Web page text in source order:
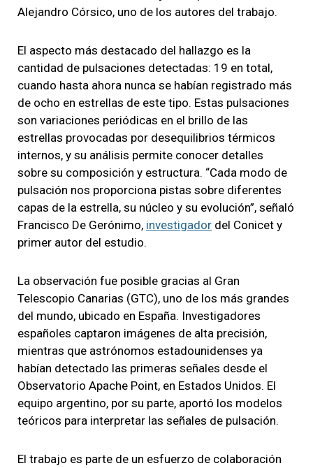
Alejandro Córsico, uno de los autores del trabajo.
El aspecto más destacado del hallazgo es la
cantidad de pulsaciones detectadas: 19 en total,
cuando hasta ahora nunca se habían registrado más
de ocho en estrellas de este tipo. Estas pulsaciones
son variaciones periódicas en el brillo de las
estrellas provocadas por desequilibrios térmicos
internos, y su análisis permite conocer detalles
sobre su composición y estructura. “Cada modo de
pulsación nos proporciona pistas sobre diferentes
capas de la estrella, su núcleo y su evolución”, señaló
Francisco De Gerónimo, investigador del Conicet y
primer autor del estudio.
La observación fue posible gracias al Gran
Telescopio Canarias (GTC), uno de los más grandes
del mundo, ubicado en España. Investigadores
españoles captaron imágenes de alta precisión,
mientras que astrónomos estadounidenses ya
habían detectado las primeras señales desde el
Observatorio Apache Point, en Estados Unidos. El
equipo argentino, por su parte, aportó los modelos
teóricos para interpretar las señales de pulsación.
El trabajo es parte de un esfuerzo de colaboración